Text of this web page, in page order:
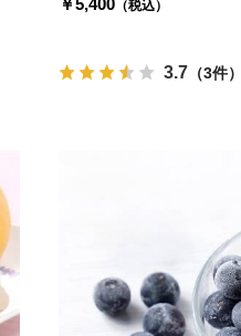
（税込）
3.7 （3件）